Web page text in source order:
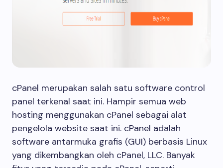
cPanel merupakan salah satu software control
panel terkenal saat ini. Hampir semua web
hosting menggunakan cPanel sebagai alat
pengelola website saat ini. cPanel adalah
software antarmuka grafis (GUI) berbasis Linux
yang dikembangkan oleh cPanel, LLC. Banyak